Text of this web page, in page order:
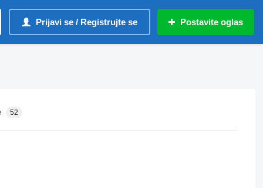
Prijavi se / Registrujte se Postavite oglas
52